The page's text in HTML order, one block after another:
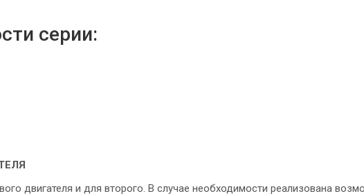
серии:
двигателя и для второго. В случае необходимости реализована